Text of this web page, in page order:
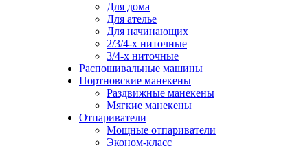
Для дома
Для ателье
Для начинающих
2/3/4-х ниточные
3/4-х ниточные
Распошивальные машины
Портновские манекены
Раздвижные манекены
Мягкие манекены
Отпариватели
Мощные отпариватели
Эконом-класс